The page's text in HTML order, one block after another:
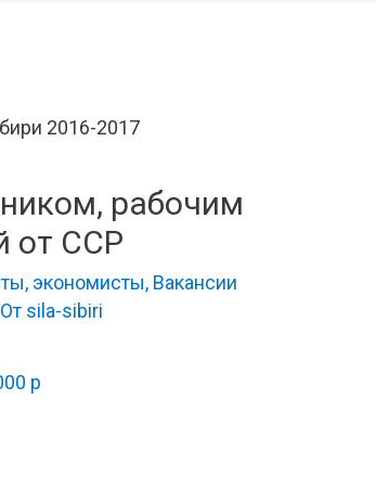
рабочим
от ССР
экономисты, Вакансии
sila-sibiri
р